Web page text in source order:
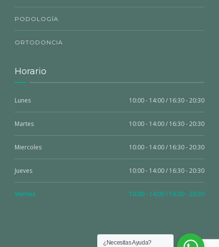
PODOLOGÍA
ORTODONCIA
Horario
Lunes 10:00 - 14:00 / 16:30 - 20:30
Martes 10:00 - 14:00 / 16:30 - 20:30
Miercoles 10:00 - 14:00 / 16:30 - 20:30
Jueves 10:00 - 14:00 / 16:30 - 20:30
Viernes 10:00 - 14:00 / 16:30 - 20:30
¿Necesitas Ayuda?